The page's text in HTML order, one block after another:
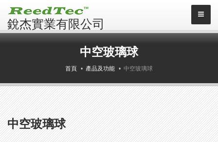
銳杰實業有限公司
中空玻璃球
首頁 產品及功能 中空玻璃球
中空玻璃球